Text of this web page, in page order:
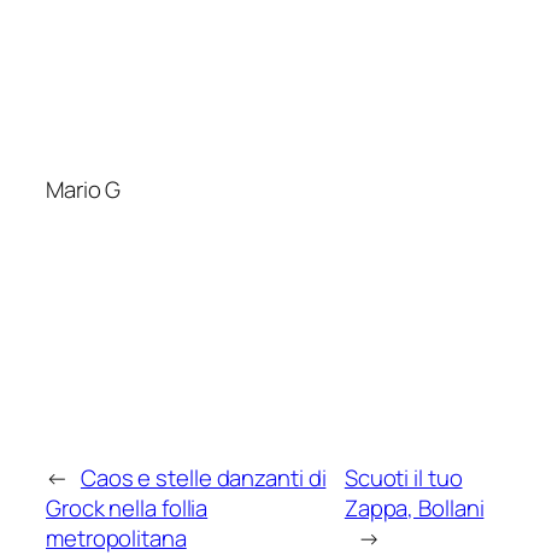
Mario G
← Caos e stelle danzanti di
Grock nella follia
metropolitana
Scuoti il tuo
Zappa, Bollani
→